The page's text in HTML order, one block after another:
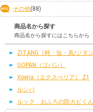
その他(88)
商品名から探す
商品名から探すにはこちらから
ZITANG（時・短・具/ジタン
GOPAN（ゴパン）
Xperia（エクスぺリア） Z1
ルンバ
ルック おふろの防カビく